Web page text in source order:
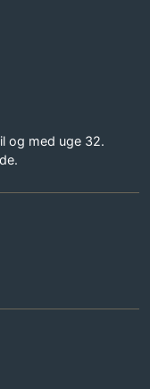
og med uge 32.